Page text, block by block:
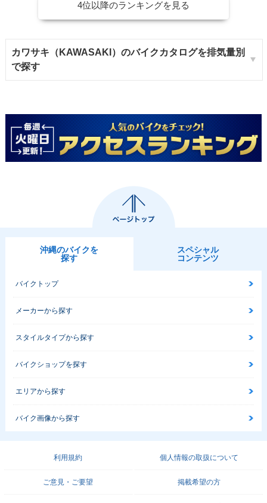
4位以降のランキングを見る
カワサキ（KAWASAKI）のバイクカタログを排気量別
で探す
沖縄のバイクを
探す
スペシャル
コンテンツ
バイクトップ
メーカーから探す
スタイルタイプから探す
バイクショップを探す
エリアから探す
バイク画像から探す
利用規約 個人情報の取扱について
ご意見・ご要望 掲載希望の方